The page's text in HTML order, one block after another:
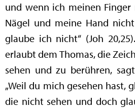
und wenn ich meinen
Nägel und meine Hand
glaube ich nicht“ (Joh
erlaubt dem Thomas, die
sehen und zu berühren,
„Weil du mich gesehen hast,
die nicht sehen und doch